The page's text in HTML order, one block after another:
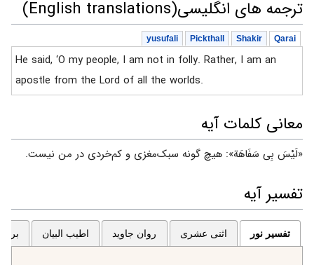
ترجمه های انگلیسی(English translations)
Qarai
Shakir
Pickthall
yusufali
He said, ‘O my people, I am not in folly. Rather, I am an
apostle from the Lord of all the worlds.
معانی کلمات آیه
«لَیْسَ بِی سَفَاهَة»: هیچ گونه سبک‌مغزی و کم‌خردی در من نیست.
تفسیر آیه
تفسیر نور اثنی عشری روان جاوید اطیب البیان